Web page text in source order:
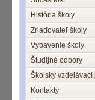
História školy
Zriaďovateľ školy
Vybavenie školy
Študijné odbory
Školský vzdelávací
Kontakty